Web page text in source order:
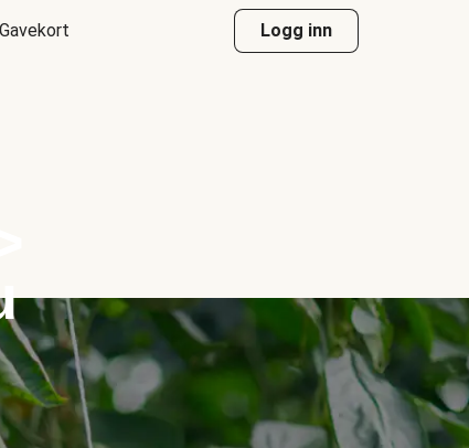
Gavekort Logg inn